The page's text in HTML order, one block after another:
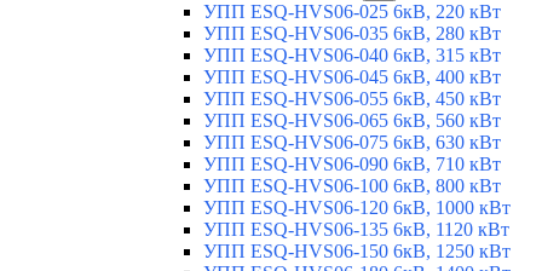
УПП ESQ-HVS06-025 6кВ, 220 кВт
УПП ESQ-HVS06-035 6кВ, 280 кВт
УПП ESQ-HVS06-040 6кВ, 315 кВт
УПП ESQ-HVS06-045 6кВ, 400 кВт
УПП ESQ-HVS06-055 6кВ, 450 кВт
УПП ESQ-HVS06-065 6кВ, 560 кВт
УПП ESQ-HVS06-075 6кВ, 630 кВт
УПП ESQ-HVS06-090 6кВ, 710 кВт
УПП ESQ-HVS06-100 6кВ, 800 кВт
УПП ESQ-HVS06-120 6кВ, 1000 кВт
УПП ESQ-HVS06-135 6кВ, 1120 кВт
УПП ESQ-HVS06-150 6кВ, 1250 кВт